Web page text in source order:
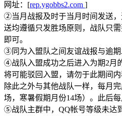
网址：[rep.ygobbs2.com ]
②当月战报及时于当月时间发送
送均遵循只发胜场原则，战队只
即可。
③同为入盟队之间友谊战报与逾
④战队入盟成功之后进入为期2月
将可能驳回入盟，请勿于此期间内
除此之外与其他战队一样，每月
场，寒暑假期月份14场）。此后
⑤战队主群中，QQ帐号等级未达